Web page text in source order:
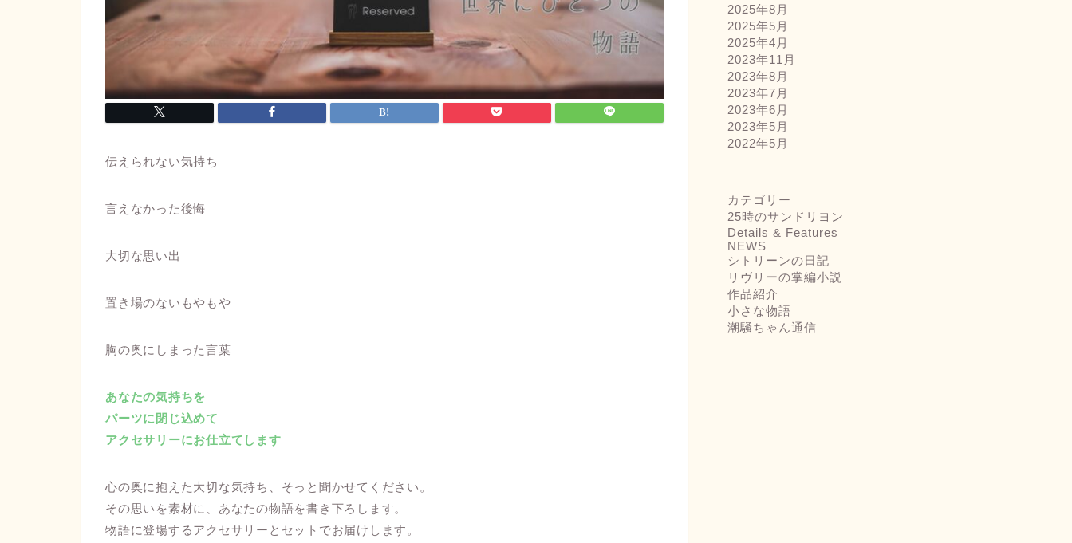
伝えられない気持ち
言えなかった後悔
大切な思い出
置き場のないもやもや
胸の奥にしまった言葉
あなたの気持ちを
パーツに閉じ込めて
アクセサリーにお仕立てします
心の奥に抱えた大切な気持ち、そっと聞かせてください。
その思いを素材に、あなたの物語を書き下ろします。
物語に登場するアクセサリーとセットでお届けします。
2025年8月
2025年5月
2025年4月
2023年11月
2023年8月
2023年7月
2023年6月
2023年5月
2022年5月
カテゴリー
25時のサンドリヨン
Details & Features
NEWS
シトリーンの日記
リヴリーの掌編小説
作品紹介
小さな物語
潮騒ちゃん通信